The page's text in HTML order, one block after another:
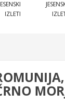
IZLETI